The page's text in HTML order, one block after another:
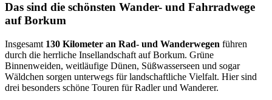
Das sind die schönsten Wander- und Fahrradwege
auf Borkum
Insgesamt 130 Kilometer an Rad- und Wanderwegen führen
durch die herrliche Insellandschaft auf Borkum. Grüne
Binnenweiden, weitläufige Dünen, Süßwasserseen und sogar
Wäldchen sorgen unterwegs für landschaftliche Vielfalt. Hier sind
drei besonders schöne Touren für Radler und Wanderer.